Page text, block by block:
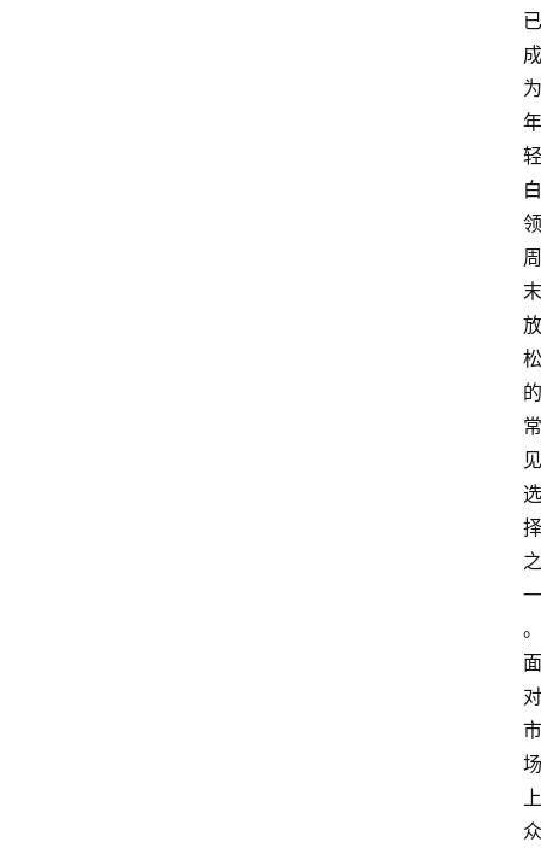
已
成
为
年
轻
白
领
周
末
放
松
的
常
见
选
择
之
一
。
面
对
市
场
上
众